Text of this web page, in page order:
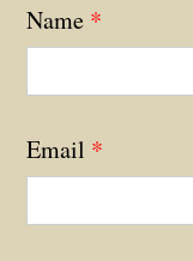
Name *
Email *